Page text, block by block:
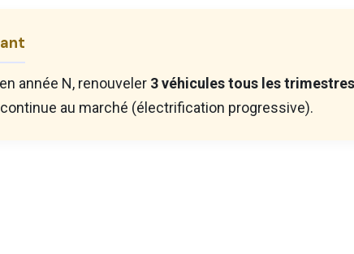
année N, renouveler 3 véhicules tous les trimestres
au marché (électrification progressive).